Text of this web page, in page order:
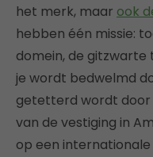
het merk, maar ook
hebben één missie:
domein, de
je wordt bedwelmd
getetterd wordt door
van de vestiging in
op een